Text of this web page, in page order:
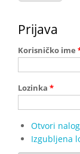
Prijava
Korisničko ime
Lozinka *
Otvori nalog
Izgubljena